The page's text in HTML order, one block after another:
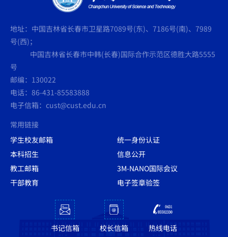
地址：中国吉林省长春市卫星路7089号(东)、7186号(南)、7989
号(西)；
中国吉林省长春市中韩(长春)国际合作示范区德胜大路5555
号
邮编：130022
电话：86-431-85583888
电子信箱：cust@cust.edu.cn
常用链接
学生校友邮箱
统一身份认证
本科招生
信息公开
教工邮箱
3M-NANO国际会议
干部教育
电子签章验签
书记信箱 校长信箱 热线电话